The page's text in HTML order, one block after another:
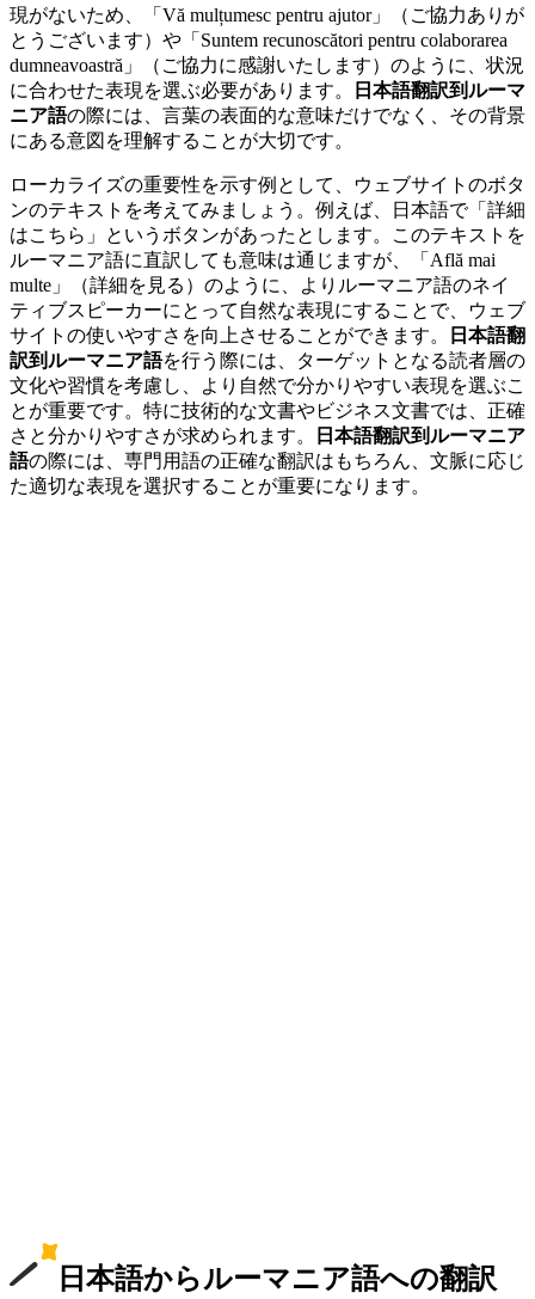
現がないため、「Vă mulțumesc pentru ajutor」（ご協力ありが
とうございます）や「Suntem recunoscători pentru colaborarea
dumneavoastră」（ご協力に感謝いたします）のように、状況
に合わせた表現を選ぶ必要があります。
日本語翻訳到ルーマ
ニア語の際には、言葉の表面的な意味だけでなく、その背景
にある意図を理解することが大切です。
ローカライズの重要性を示す例として、ウェブサイトのボタ
ンのテキストを考えてみましょう。例えば、日本語で「詳細
はこちら」というボタンがあったとします。このテキストを
ルーマニア語に直訳しても意味は通じますが、「Află mai
multe」（詳細を見る）のように、よりルーマニア語のネイ
ティブスピーカーにとって自然な表現にすることで、ウェブ
サイトの使いやすさを向上させることができます。
日本語翻
訳到ルーマニア語を行う際には、ターゲットとなる読者層の
文化や習慣を考慮し、より自然で分かりやすい表現を選ぶこ
とが重要です。特に技術的な文書やビジネス文書では、正確
さと分かりやすさが求められます。
日本語翻訳到ルーマニア
語の際には、専門用語の正確な翻訳はもちろん、文脈に応じ
た適切な表現を選択することが重要になります。
日本語からルーマニア語への翻訳